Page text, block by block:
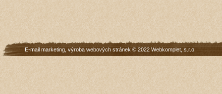
E-mail marketing výroba webových stránek © 2022 Webkomplet, s.r.o.